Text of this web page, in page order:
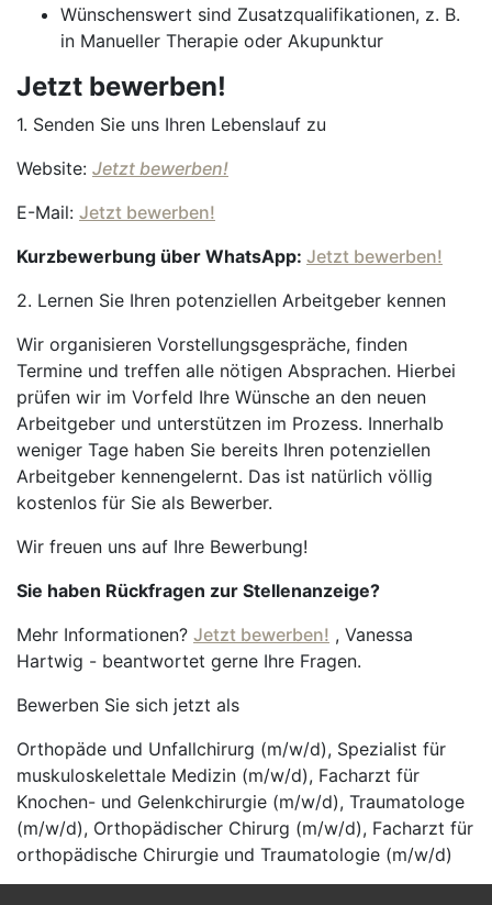
Wünschenswert sind Zusatzqualifikationen, z. B.
in Manueller Therapie oder Akupunktur
Jetzt bewerben!
1. Senden Sie uns Ihren Lebenslauf zu
Website: Jetzt bewerben!
E-Mail: Jetzt bewerben!
Kurzbewerbung über WhatsApp: Jetzt bewerben!
2. Lernen Sie Ihren potenziellen Arbeitgeber kennen
Wir organisieren Vorstellungsgespräche, finden
Termine und treffen alle nötigen Absprachen. Hierbei
prüfen wir im Vorfeld Ihre Wünsche an den neuen
Arbeitgeber und unterstützen im Prozess. Innerhalb
weniger Tage haben Sie bereits Ihren potenziellen
Arbeitgeber kennengelernt. Das ist natürlich völlig
kostenlos für Sie als Bewerber.
Wir freuen uns auf Ihre Bewerbung!
Sie haben Rückfragen zur Stellenanzeige?
Mehr Informationen? Jetzt bewerben! , Vanessa
Hartwig - beantwortet gerne Ihre Fragen.
Bewerben Sie sich jetzt als
Orthopäde und Unfallchirurg (m/w/d), Spezialist für
muskuloskelettale Medizin (m/w/d), Facharzt für
Knochen- und Gelenkchirurgie (m/w/d), Traumatologe
(m/w/d), Orthopädischer Chirurg (m/w/d), Facharzt für
orthopädische Chirurgie und Traumatologie (m/w/d)